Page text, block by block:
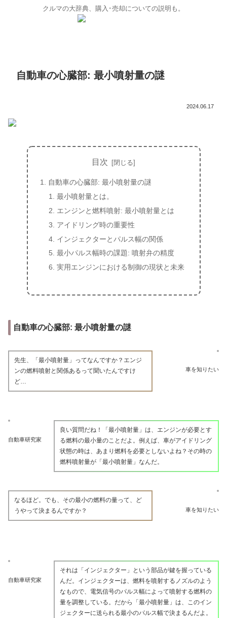
クルマの大辞典、購入･売却についての説明も。
自動車の心臓部: 最小噴射量の謎
2024.06.17
目次
自動車の心臓部: 最小噴射量の謎
最小噴射量とは。
エンジンと燃料噴射: 最小噴射量とは
アイドリング時の重要性
インジェクターとパルス幅の関係
最小パルス幅時の課題: 噴射弁の精度
実用エンジンにおける制御の現状と未来
自動車の心臓部: 最小噴射量の謎
車を知りたい
先生、「最小噴射量」ってなんですか？エンジ
ンの燃料噴射と関係あるって聞いたんですけ
ど…
自動車研究家
良い質問だね！「最小噴射量」は、エンジンが必要とす
る燃料の最小量のことだよ。例えば、車がアイドリング
状態の時は、あまり燃料を必要としないよね？その時の
燃料噴射量が「最小噴射量」なんだ。
車を知りたい
なるほど。でも、その最小の燃料の量って、ど
うやって決まるんですか？
自動車研究家
それは「インジェクター」という部品が鍵を握っている
んだ。インジェクターは、燃料を噴射するノズルのよう
なもので、電気信号のパルス幅によって噴射する燃料の
量を調整している。だから「最小噴射量」は、このイン
ジェクターに送られる最小のパルス幅で決まるんだよ。